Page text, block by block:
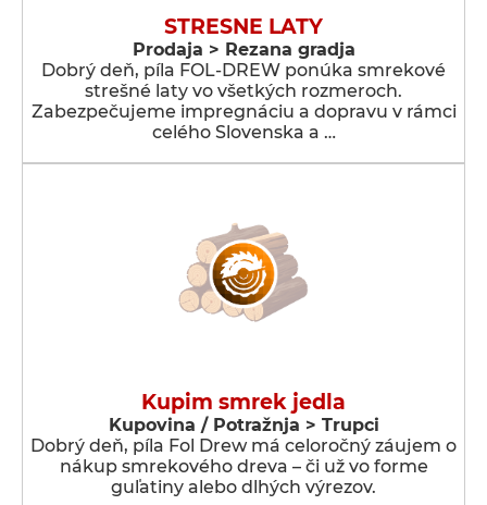
STRESNE LATY
Prodaja > Rezana gradja
Dobrý deň, píla FOL-DREW ponúka smrekové
strešné laty vo všetkých rozmeroch.
Zabezpečujeme impregnáciu a dopravu v rámci
celého Slovenska a …
Kupim smrek jedla
Kupovina / Potražnja > Trupci
Dobrý deň, píla Fol Drew má celoročný záujem o
nákup smrekového dreva – či už vo forme
guľatiny alebo dlhých výrezov.